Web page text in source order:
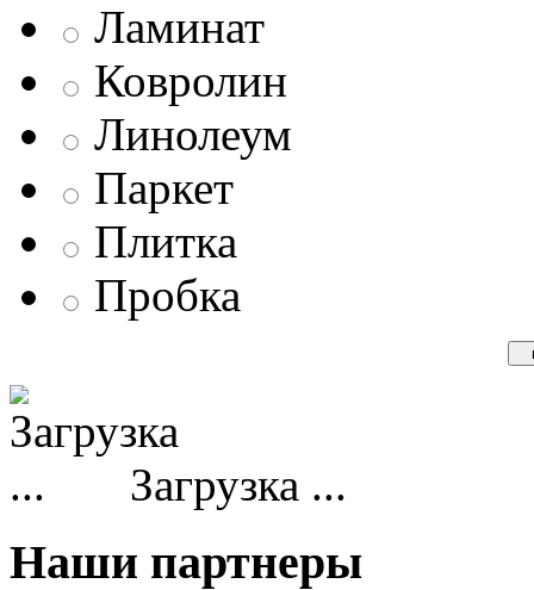
Ламинат
Ковролин
Линолеум
Паркет
Плитка
Пробка
Загрузка ...
Наши партнеры